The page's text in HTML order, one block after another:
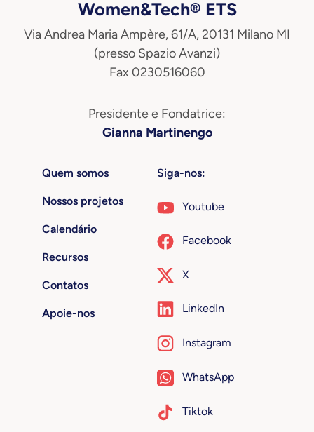
Women&Tech® ETS
Via Andrea Maria Ampère, 61/A, 20131 Milano MI
(presso Spazio Avanzi)
Fax 0230516060
Presidente e Fondatrice:
Gianna Martinengo
Quem somos
Nossos projetos
Calendário
Recursos
Contatos
Apoie-nos
Siga-nos:
Youtube
Facebook
X
LinkedIn
Instagram
WhatsApp
Tiktok